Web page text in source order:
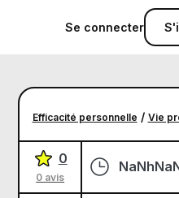
Se connecter
Efficacité personnelle / Vie
0
0 avis